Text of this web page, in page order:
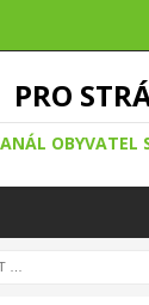
PRO
OBYVATEL